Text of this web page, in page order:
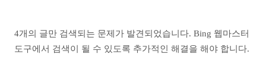
4개의 글만 검색되는 문제가 발견되었습니다. Bing 웹마스터
도구에서 검색이 될 수 있도록 추가적인 해결을 해야 합니다.